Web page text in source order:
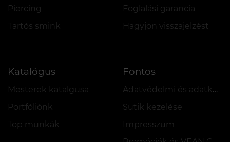
Piercing
Tartós smink
Foglalási garancia
Hagyjon visszajelzést
Katalógus
Mesterek katalgusa
Portfóliónk
Top munkák
Fontos
Adatvédelmi és adatkezelési szabályzat
Sütik kezelése
Impresszum